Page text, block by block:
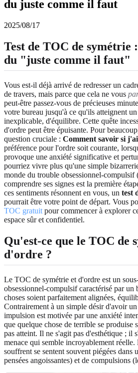
du juste comme il faut
2025/08/17
Test de TOC de symétrie
du "juste comme il faut"
Vous est-il déjà arrivé de redresser un
de travers, mais parce que cela ne vous
peut-être passez-vous de précieuses
votre bureau jusqu'à ce qu'ils atteignent
inexplicable, d'équilibre. Cette quête
d'ordre peut être épuisante. Pour
question cruciale : Comment savoir si
préférence pour l'ordre soit courante,
provoque une anxiété significative et
pourriez vivre plus qu'une simple
monde du trouble obsessionnel-
comprendre ses signes est la première
ces sentiments résonnent en vous, un test
pourrait être votre point de départ. Vous
TOC gratuit pour commencer à explorer
espace sûr et confidentiel.
Qu'est-ce que le TOC de
d'ordre ?
Le TOC de symétrie et d'ordre est un
obsessionnel-compulsif caractérisé par un
choses soient parfaitement alignées,
Contrairement à un simple désir d'avoir un
impulsion est motivée par une anxiété
que quelque chose de terrible se
pas atteint. Il ne s'agit pas d'esthétique ; il
menace qui semble incroyablement réelle.
souffrent se sentent souvent piégées dans
pensées angoissantes) et de compulsions